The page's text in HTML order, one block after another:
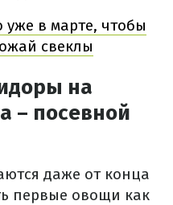
уже в марте, чтобы
свеклы
на
– посевной
даже от конца
первые овощи как